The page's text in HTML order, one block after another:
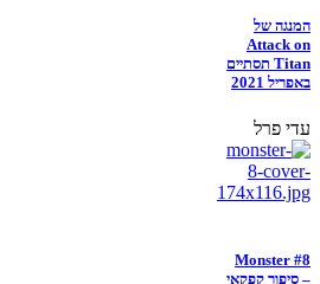
המנגה של
Attack on
Titan תסתיים
באפריל 2021
עדי פרל
Monster #8
– סיפור קפקאי